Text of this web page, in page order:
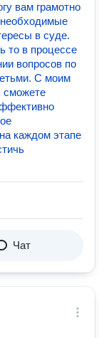
вам грамотно
необходимые
в суде.
то в процессе
вопросов по
С моим
сможете
каждом этапе
Чат